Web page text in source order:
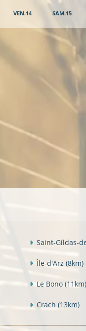
VEN.14 SAM.15
Saint-Gildas-
Île-d'Arz (8km)
Le Bono (11km)
Crach (13km)